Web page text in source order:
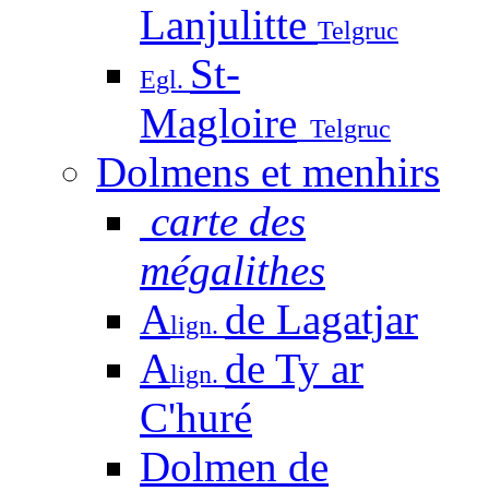
Lanjulitte Telgruc
Egl. St-
Magloire Telgruc
Dolmens et menhirs
carte des
mégalithes
Align. de Lagatjar
Align. de Ty ar
C'huré
Dolmen de